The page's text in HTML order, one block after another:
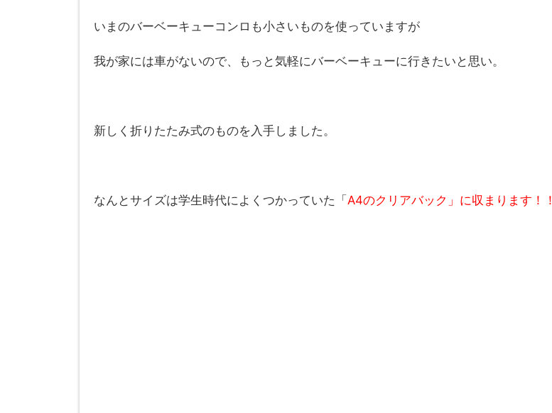
いまのバーベーキューコンロも小さいものを使っていますが
我が家には車がないので、もっと気軽にバーベーキューに行きたいと思い。
新しく折りたたみ式のものを入手しました。
なんとサイズは学生時代によくつかっていた「 A4のクリアバック」に収まります！！